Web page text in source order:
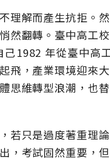
理解而產生抗拒。
然翻轉。臺中高工
1982 年從臺中高
飛，產業環境迎來
思維轉型浪潮，也
若只是過度著重理
，考試固然重要，